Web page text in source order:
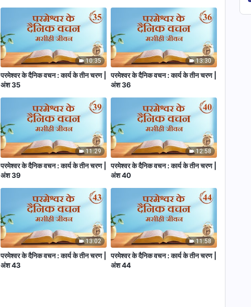
10:35
परमेश्वर के दैनिक वचन : कार्य के तीन चरण |
अंश 35
13:30
परमेश्वर के दैनिक वचन : कार्य के तीन चरण |
अंश 36
11:29
परमेश्वर के दैनिक वचन : कार्य के तीन चरण |
अंश 39
12:58
परमेश्वर के दैनिक वचन : कार्य के तीन चरण |
अंश 40
13:02
परमेश्वर के दैनिक वचन : कार्य के तीन चरण |
अंश 43
11:58
परमेश्वर के दैनिक वचन : कार्य के तीन चरण |
अंश 44